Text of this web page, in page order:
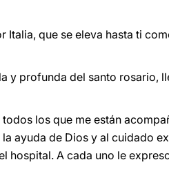
Italia, que se eleva hasta ti
y profunda del santo rosario,
los que me están
ayuda de Dios y al cuidado
hospital. A cada uno le